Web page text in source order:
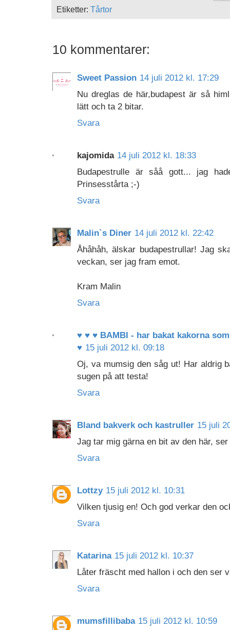
Etiketter: Tårtor
10 kommentarer:
Sweet Passion 14 juli 2012 kl. 17:29
Nu dreglas de här,budapest är så
lätt och ta 2 bitar.
Svara
kajomida 14 juli 2012 kl. 18:33
Budapestrulle är såå gott... jag
Prinsesstårta ;-)
Svara
Malin`s Diner 14 juli 2012 kl. 22:42
Åhåhåh, älskar budapestrullar! Jag
veckan, ser jag fram emot.
Kram Malin
Svara
♥ ♥ ♥ BAMBI - har bakat kakorna
♥ 15 juli 2012 kl. 09:18
Oj, va mumsig den såg ut! Har aldrig
sugen på att testa!
Svara
Bland bakverk och kastruller 15 juli
Jag tar mig gärna en bit av den här,
Svara
Lottzy 15 juli 2012 kl. 10:31
Vilken tjusig en! Och god verkar den
Svara
Katarina 15 juli 2012 kl. 10:37
Låter fräscht med hallon i och den ser
Svara
mumsfillibaba 15 juli 2012 kl. 10:59